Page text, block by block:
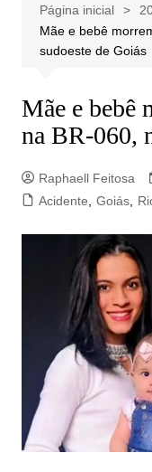
Página inicial
Mãe e bebê
sudoeste de Goiás
Mãe e bebê
na BR-060,
Raphaell Feitosa
Acidente, Goiás,